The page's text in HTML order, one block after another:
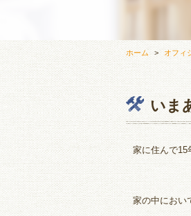
ホーム オフィ
いま
家に住んで15
家の中におい